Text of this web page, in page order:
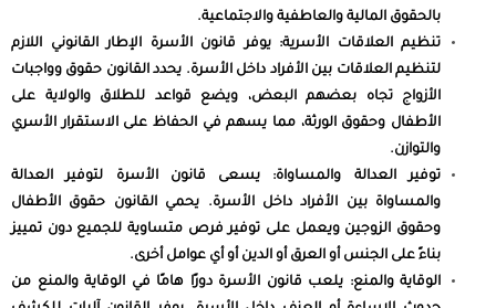
بالحقوق المالية والعاطفية والاجتماعية.
تنظيم العلاقات الأسرية: يوفر قانون الأسرة الإطار القانوني اللازم
لتنظيم العلاقات بين الأفراد داخل الأسرة. يحدد القانون حقوق وواجبات
الأزواج تجاه بعضهم البعض، ويضع قواعد للطلاق والولاية على
الأطفال وحقوق الورثة، مما يسهم في الحفاظ على الاستقرار الأسري
والتوازن.
توفير العدالة والمساواة: يسعى قانون الأسرة لتوفير العدالة
والمساواة بين الأفراد داخل الأسرة. يحمي القانون حقوق الأطفال
وحقوق الزوجين ويعمل على توفير فرص متساوية للجميع دون تمييز
بناءً على الجنس أو العرق أو الدين أو أي عوامل أخرى.
الوقاية والمنع: يلعب قانون الأسرة دورًا هامًا في الوقاية والمنع من